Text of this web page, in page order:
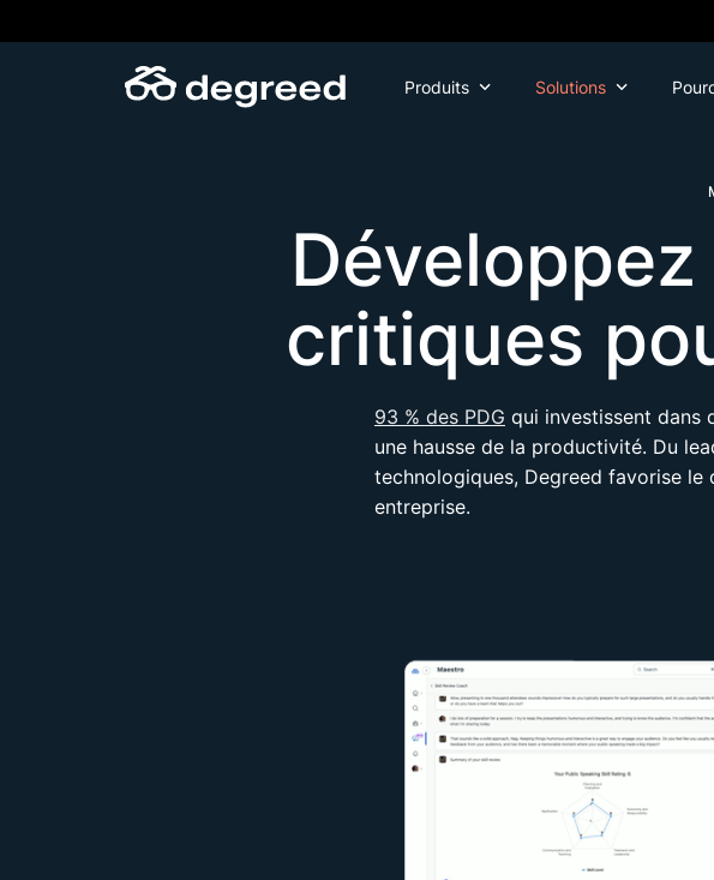
au
Produits Solutions
Développez
critiques
93 % des PDG qui investissent dans
une hausse de la productivité. Du
technologiques, Degreed favorise
entreprise.